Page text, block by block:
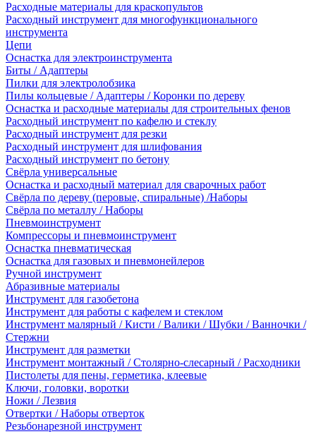
Расходные материалы для краскопультов
Расходный инструмент для многофункционального
инструмента
Цепи
Оснастка для электроинструмента
Биты / Адаптеры
Пилки для электролобзика
Пилы кольцевые / Адаптеры / Коронки по дереву
Оснастка и расходные материалы для строительных фенов
Расходный инструмент по кафелю и стеклу
Расходный инструмент для резки
Расходный инструмент для шлифования
Расходный инструмент по бетону
Свёрла универсальные
Оснастка и расходный материал для сварочных работ
Свёрла по дереву (перовые, спиральные) /Наборы
Свёрла по металлу / Наборы
Пневмоинструмент
Компрессоры и пневмоинструмент
Оснастка пневматическая
Оснастка для газовых и пневмонейлеров
Ручной инструмент
Абразивные материалы
Инструмент для газобетона
Инструмент для работы с кафелем и стеклом
Инструмент малярный / Кисти / Валики / Шубки / Ванночки /
Стержни
Инструмент для разметки
Инструмент монтажный / Столярно-слесарный / Расходники
Пистолеты для пены, герметика, клеевые
Ключи, головки, воротки
Ножи / Лезвия
Отвертки / Наборы отверток
Резьбонарезной инструмент